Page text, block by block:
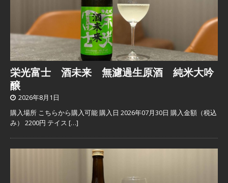
栄光富士 酒未来 無濾過生原酒 純米大吟
醸
2026年8月1日
購入場所 こちらから購入可能 購入日 2026年07月30日 購入金額（税込
み） 2200円 テイス […]